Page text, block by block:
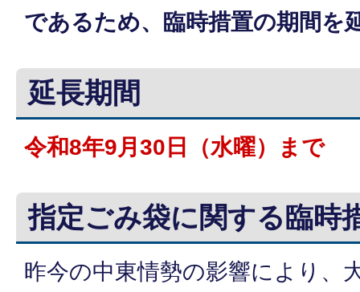
であるため、臨時措置の期間を
延長期間
令和8年9月30日（水曜）まで
指定ごみ袋に関する臨時
昨今の中東情勢の影響により、